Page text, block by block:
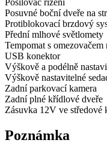
Posilovač řízení
Posuvné boční dveře na
Protiblokovací brzdový
Přední mlhové světlomety
Tempomat s
USB konektor
Výškově a podélně
Výškově nastavitelné
Zadní parkovací kamera
Zadní plné křídlové dveře
Zásuvka 12V ve středové
Poznámka